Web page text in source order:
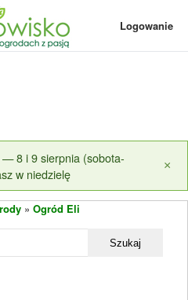
Logowanie
8 i 9 sierpnia (sobota-
w niedzielę
×
» Ogród Eli
Szukaj